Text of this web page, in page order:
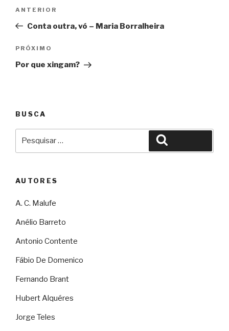
Post
Anterior
ANTERIOR
Conta outra, vó – Maria Borralheira
Próximo
PRÓXIMO
Por que xingam?
BUSCA
AUTORES
A. C. Malufe
Anélio Barreto
Antonio Contente
Fábio De Domenico
Fernando Brant
Hubert Alquéres
Jorge Teles